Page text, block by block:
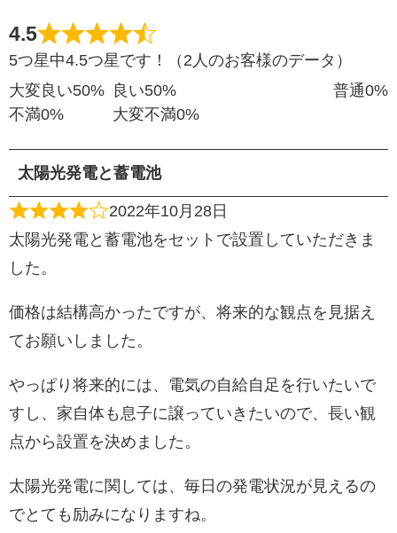
4.5
5つ星中4.5つ星です！（2人のお客様のデータ）
大変良い50% 良い50% 普通0%
不満0% 大変不満0%
太陽光発電と蓄電池
2022年10月28日
太陽光発電と蓄電池をセットで設置していただきま
した。
価格は結構高かったですが、将来的な観点を見据え
てお願いしました。
やっぱり将来的には、電気の自給自足を行いたいで
すし、家自体も息子に譲っていきたいので、長い観
点から設置を決めました。
太陽光発電に関しては、毎日の発電状況が見えるの
でとても励みになりますね。